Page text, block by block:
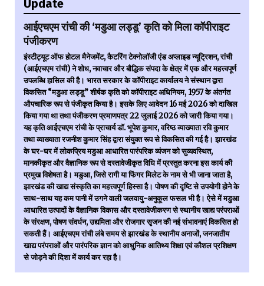
Update
आईएचएम रांची की ‘मडुआ लड्डू’ कृति को मिला कॉपीराइट
पंजीकरण
इंस्टीट्यूट ऑफ होटल मैनेजमेंट, कैटरिंग टेक्नोलॉजी एंड अप्लाइड न्यूट्रिशन, रांची
(आईएचएम रांची) ने शोध, नवाचार और बौद्धिक संपदा के क्षेत्र में एक और महत्त्वपूर्ण
उपलब्धि हासिल की है। भारत सरकार के कॉपीराइट कार्यालय ने संस्थान द्वारा
विकसित “मडुआ लड्डू” शीर्षक कृति को कॉपीराइट अधिनियम, 1957 के अंतर्गत
औपचारिक रूप से पंजीकृत किया है। इसके लिए आवेदन 16 मई 2026 को दाखिल
किया गया था तथा पंजीकरण प्रमाणपत्र 22 जुलाई 2026 को जारी किया गया।
यह कृति आईएचएम रांची के प्राचार्य डॉ. भूपेश कुमार, वरिष्ठ व्याख्याता रवि कुमार
तथा व्याख्याता रजनीश कुमार सिंह द्वारा संयुक्त रूप से विकसित की गई है। झारखंड
के घर-घर में लोकप्रिय मडुआ आधारित पारंपरिक व्यंजन को सुव्यवस्थित,
मानकीकृत और वैज्ञानिक रूप से दस्तावेजीकृत विधि में प्रस्तुत करना इस कार्य की
प्रमुख विशेषता है। मडुआ, जिसे रागी या फिंगर मिलेट के नाम से भी जाना जाता है,
झारखंड की खाद्य संस्कृति का महत्त्वपूर्ण हिस्सा है। पोषण की दृष्टि से उपयोगी होने के
साथ-साथ यह कम पानी में उगने वाली जलवायु-अनुकूल फसल भी है। ऐसे में मडुआ
आधारित उत्पादों के वैज्ञानिक विकास और दस्तावेजीकरण से स्थानीय खाद्य परंपराओं
के संरक्षण, पोषण संवर्धन, उद्यमिता और रोजगार सृजन की नई संभावनाएं विकसित हो
सकती हैं। आईएचएम रांची लंबे समय से झारखंड के स्थानीय अनाजों, जनजातीय
खाद्य परंपराओं और पारंपरिक ज्ञान को आधुनिक आतिथ्य शिक्षा एवं कौशल प्रशिक्षण
से जोड़ने की दिशा में कार्य कर रहा है।